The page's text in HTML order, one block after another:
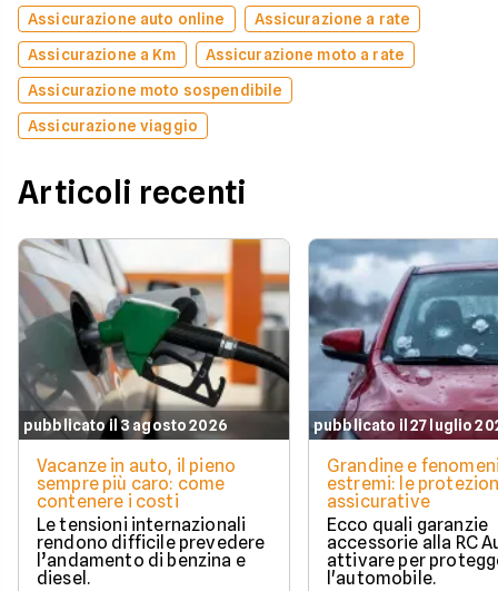
Assicurazione auto online
Assicurazione a rate
Assicurazione a Km
Assicurazione moto a rate
Assicurazione moto sospendibile
Assicurazione viaggio
Articoli recenti
pubblicato il 3 agosto 2026
Vacanze in auto, il pieno
sempre più caro: come
contenere i costi
Le tensioni internazionali
rendono difficile prevedere
l’andamento di benzina e
diesel.
pubblicato il 27 luglio
Grandine e
estremi: le
assicurative
Ecco quali garanzie
accessorie alla RC
attivare per
l'automobile.